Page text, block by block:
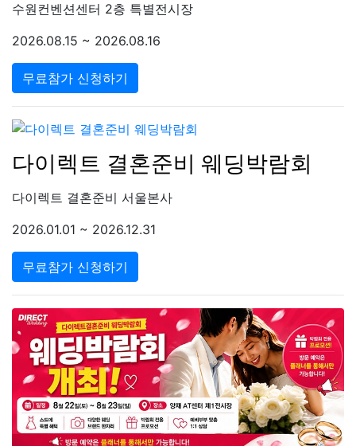
수원컨벤션센터 2층 특별전시장
2026.08.15 ~ 2026.08.16
무료참가 신청하기
다이렉트 결혼준비 웨딩박람회
다이렉트 결혼준비 서울본사
2026.01.01 ~ 2026.12.31
무료참가 신청하기